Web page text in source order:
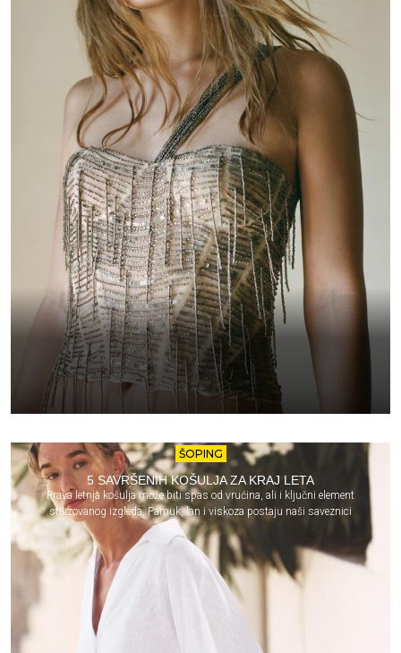
ŠOPING
5 SAVRŠENIH KOŠULJA ZA KRAJ LETA
Prava letnja košulja može biti spas od vrućina, ali i ključni element
stilizovanog izgleda. Pamuk, lan i viskoza postaju naši saveznici